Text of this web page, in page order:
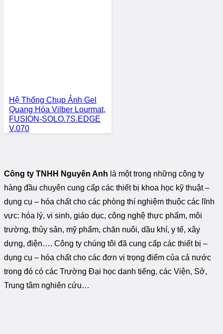
Hệ Thống Chụp Ảnh Gel
Quang Hóa Vilber Lourmat,
FUSION-SOLO.7S.EDGE
V.070
Công ty TNHH Nguyên Anh là một trong những công ty
hàng đầu chuyên cung cấp các thiết bị khoa học kỹ thuật –
dụng cụ – hóa chất cho các phòng thí nghiệm thuộc các lĩnh
vực: hóa lý, vi sinh, giáo dục, công nghệ thực phẩm, môi
trường, thủy sản, mỹ phẩm, chăn nuôi, dầu khí, y tế, xây
dựng, điện…. Công ty chúng tôi đã cung cấp các thiết bị –
dụng cụ – hóa chất cho các đơn vị trọng điểm của cả nước
trong đó có các Trường Đại học danh tiếng, các Viện, Sở,
Trung tâm nghiên cứu…